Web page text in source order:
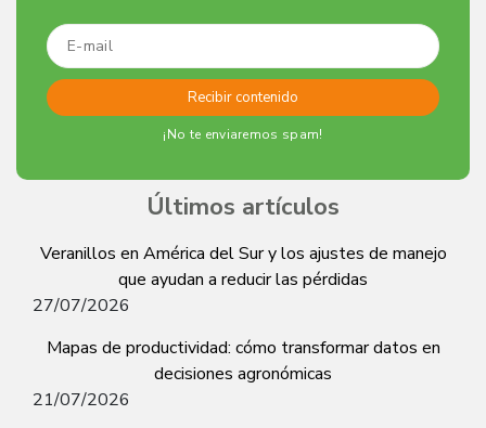
¡No te enviaremos spam!
Últimos artículos
Veranillos en América del Sur y los ajustes de manejo
que ayudan a reducir las pérdidas
27/07/2026
Mapas de productividad: cómo transformar datos en
decisiones agronómicas
21/07/2026